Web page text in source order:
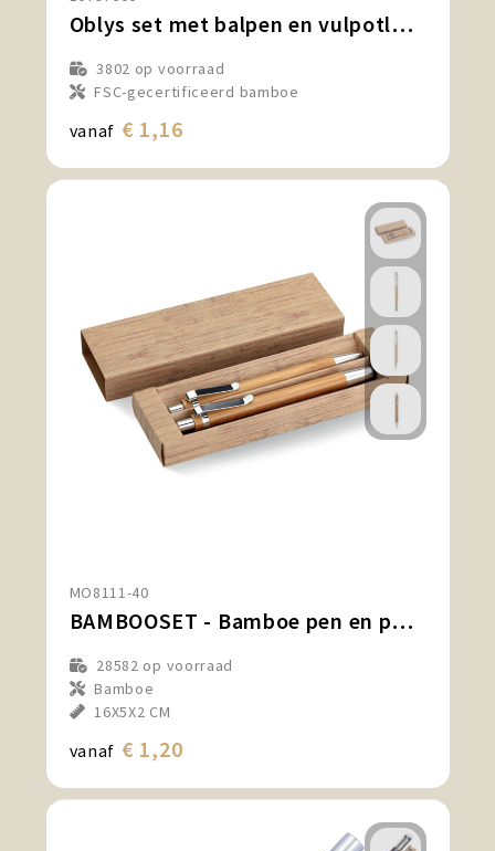
Oblys set met balpen en vulpotlood van bamboe (zwarte inkt)
3802 op voorraad
FSC-gecertificeerd bamboe
vanaf € 1,16
MO8111-40
BAMBOOSET - Bamboe pen en potloodset
28582 op voorraad
Bamboe
16X5X2 CM
vanaf € 1,20